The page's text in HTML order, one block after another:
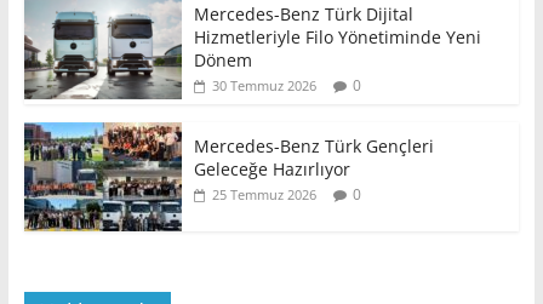
Mercedes-Benz Türk Dijital
Hizmetleriyle Filo Yönetiminde Yeni
Dönem
30 Temmuz 2026 0
Mercedes-Benz Türk Gençleri
Geleceğe Hazırlıyor
25 Temmuz 2026 0